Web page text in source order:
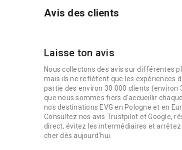
Avis des clients
Laisse ton avis
Nous collectons des avis sur différentes
mais ils ne reflètent que les expériences
partie des environ 30 000 clients (environ
que nous sommes fiers d'accueillir
nos destinations EVG en Pologne et en
Consultez nos avis Trustpilot et Google,
direct, évitez les intermédiaires et arrêtez
cher dès aujourd'hui.